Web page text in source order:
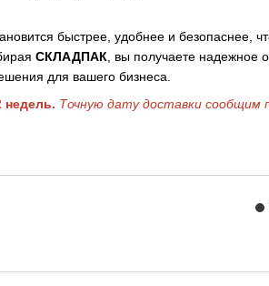
быстрее, удобнее и безопаснее,
СКЛАДПАК , вы получаете надежное
для вашего бизнеса.
недель. Точную дату доставки сообщим